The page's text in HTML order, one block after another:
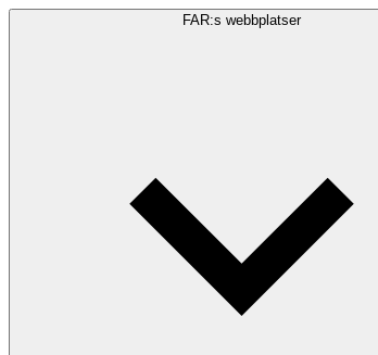
FAR:s webbplatser